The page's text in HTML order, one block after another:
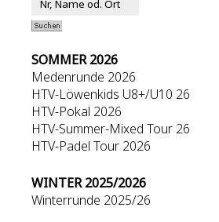
SOMMER 2026
Medenrunde 2026
HTV-Löwenkids U8+/U10 26
HTV-Pokal 2026
HTV-Summer-Mixed Tour 26
HTV-Padel Tour 2026
WINTER 2025/2026
Winterrunde 2025/26